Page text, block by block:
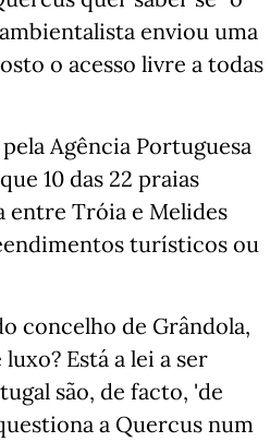
enviou uma
o acesso livre a todas
Agência Portuguesa
10 das 22 praias
entre Tróia e Melides
turísticos ou
concelho de Grândola,
Está a lei a ser
são, de facto, 'de
a Quercus num